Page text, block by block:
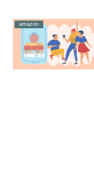
amazon